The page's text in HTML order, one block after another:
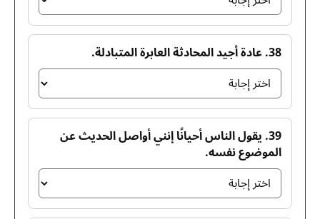
38. عادة أجيد المحادثة العابرة المتبادلة.
39. يقول الناس أحيانًا إنني أواصل الحديث عن
الموضوع نفسه.